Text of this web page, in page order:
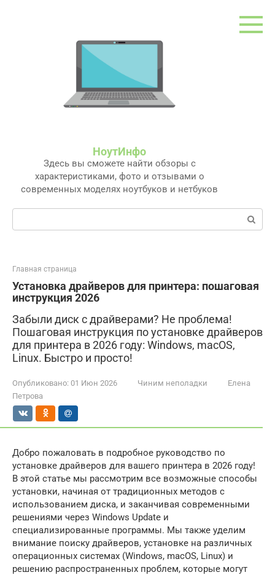
НоутИнфо
Здесь вы сможете найти обзоры с
характеристиками, фото и отзывами о
современных моделях ноутбуков и нетбуков
Поиск:
Главная страница
Установка драйверов для принтера: пошаговая
инструкция 2026
Забыли диск с драйверами? Не проблема!
Пошаговая инструкция по установке драйверов
для принтера в 2026 году: Windows, macOS,
Linux. Быстро и просто!
Опубликовано: 01 Июн 2026 Чиним неполадки
Елена
Петрова
Добро пожаловать в подробное руководство по
установке драйверов для вашего принтера в 2026 году!
В этой статье мы рассмотрим все возможные способы
установки, начиная от традиционных методов с
использованием диска, и заканчивая современными
решениями через Windows Update и
специализированные программы. Мы также уделим
внимание поиску драйверов, установке на различных
операционных системах (Windows, macOS, Linux) и
решению распространенных проблем, которые могут